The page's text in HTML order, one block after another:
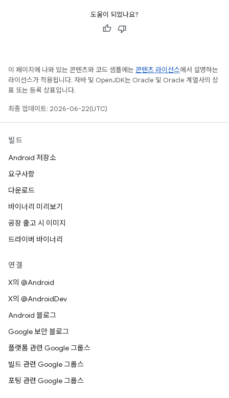
도움이 되었나요?
이 페이지에 나와 있는 콘텐츠와 코드 샘플에는 콘텐츠 라이선스에서 설명하는
라이선스가 적용됩니다. 자바 및 OpenJDK는 Oracle 및 Oracle 계열사의 상
표 또는 등록 상표입니다.
최종 업데이트: 2026-06-22(UTC)
빌드
Android 저장소
요구사항
다운로드
바이너리 미리보기
공장 출고 시 이미지
드라이버 바이너리
연결
X의 @Android
X의 @AndroidDev
Android 블로그
Google 보안 블로그
플랫폼 관련 Google 그룹스
빌드 관련 Google 그룹스
포팅 관련 Google 그룹스